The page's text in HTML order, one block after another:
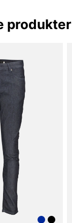
produkter